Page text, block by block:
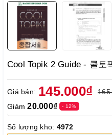
Cool Topik 2 Guide - 쿨토
Giá bán: 145.000₫
Giảm20.000₫ - 12%
Số lượng kho: 4972